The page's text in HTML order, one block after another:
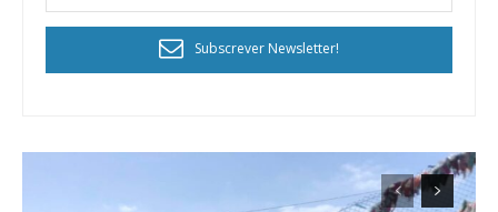
Subscrever Newsletter!